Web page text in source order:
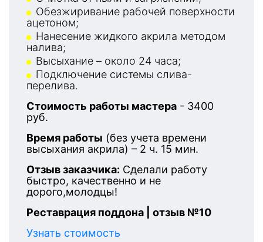
Обезжиривание рабочей поверхности
ацетоном;
Нанесение жидкого акрила методом
налива;
Высыхание – около 24 часа;
Подключение системы слива-
перелива.
Стоимость работы мастера - 3400
руб.
Время работы (без учета времени
высыхания акрила) – 2 ч. 15 мин.
Отзыв заказчика: Сделали работу
быстро, качественно и не
дорого,молодцы!
Реставрация поддона | отзыв №10
Узнать стоимость